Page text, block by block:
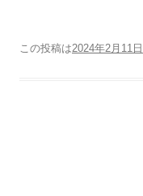
この投稿は2024年2月11日